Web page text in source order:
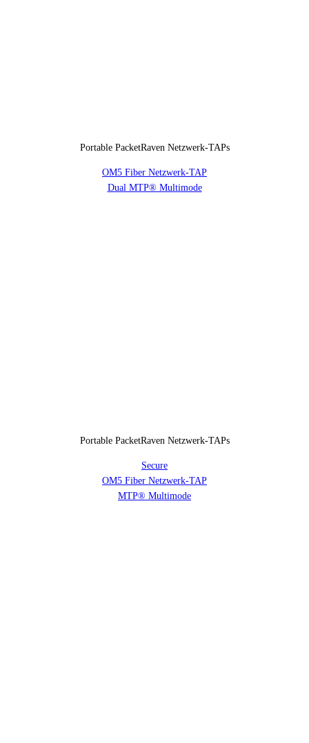
Portable PacketRaven Netzwerk-TAPs
OM5 Fiber Netzwerk-TAP
Dual MTP® Multimode
Portable PacketRaven Netzwerk-TAPs
Secure
OM5 Fiber Netzwerk-TAP
MTP® Multimode